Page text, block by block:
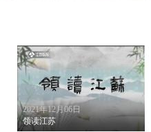
2021年12月06日
领读江苏